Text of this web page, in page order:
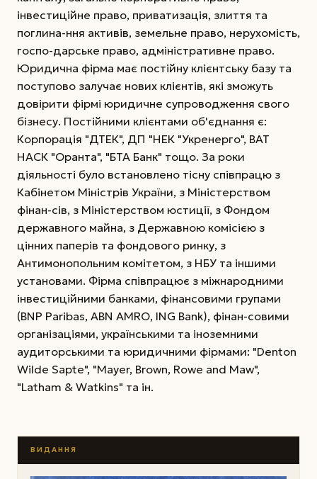
інвестиційне право, приватизація, злиття та
поглина-ння активів, земельне право, нерухомість,
госпо-дарське право, адміністративне право.
Юридична фірма має постійну клієнтську базу та
поступово залучає нових клієнтів, які зможуть
довірити фірмі юридичне супроводження свого
бізнесу. Постійними клієнтами об'єднання є:
Корпорація "ДТЕК", ДП "НЕК "Укренерго", ВАТ
НАСК "Оранта", "БТА Банк" тощо. За роки
діяльності було встановлено тісну співпрацю з
Кабінетом Міністрів України, з Міністерством
фінан-сів, з Міністерством юстиції, з Фондом
державного майна, з Державною комісією з
цінних паперів та фондового ринку, з
Антимонопольним комітетом, з НБУ та іншими
установами. Фірма співпрацює з міжнародними
інвестиційними банками, фінансовими групами
(BNP Paribas, ABN AMRO, ING Bank), фінан-совими
організаціями, українськими та іноземними
аудиторськими та юридичними фірмами: "Denton
Wilde Sapte", "Mayer, Brown, Rowe and Maw",
"Latham & Watkins" та ін.
ВИДАННЯ